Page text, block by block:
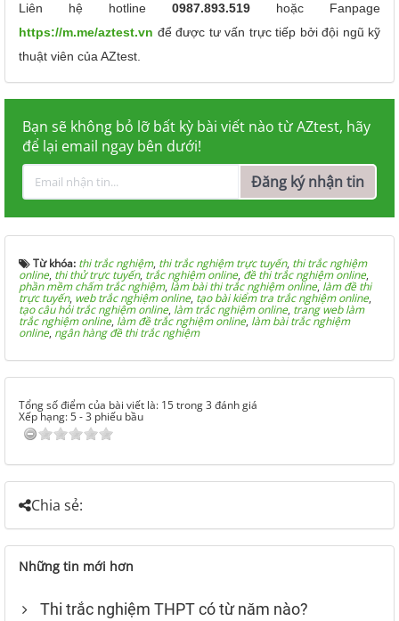
Liên hệ hotline 0987.893.519 hoặc Fanpage
https://m.me/aztest.vn để được tư vấn trực tiếp bởi đội ngũ kỹ
thuật viên của AZtest.
Bạn sẽ không bỏ lỡ bất kỳ bài viết nào từ AZtest, hãy
để lại email ngay bên dưới!
Đăng ký nhận tin
Từ khóa: thi trắc nghiệm, thi trắc nghiệm trực tuyến, thi trắc nghiệm
online, thi thử trực tuyến, trắc nghiệm online, đề thi trắc nghiệm online,
phần mềm chấm trắc nghiệm, làm bài thi trắc nghiệm online, làm đề thi
trực tuyến, web trắc nghiệm online, tạo bài kiểm tra trắc nghiệm online,
tạo câu hỏi trắc nghiệm online, làm trắc nghiệm online, trang web làm
trắc nghiệm online, làm đề trắc nghiệm online, làm bài trắc nghiệm
online, ngân hàng đề thi trắc nghiệm
Tổng số điểm của bài viết là: 15 trong 3 đánh giá
Xếp hạng:5-3 phiếu bầu
Chia sẻ:
Những tin mới hơn
Thi trắc nghiệm THPT có từ năm nào?